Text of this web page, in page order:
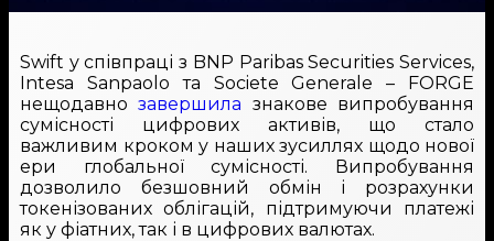
Swift у співпраці з BNP Paribas Securities Services,
Intesa Sanpaolo та Societe Generale – FORGE
нещодавнозавершила знакове випробування
сумісності цифрових активів, що стало
важливим кроком у наших зусиллях щодо нової
ери глобальної сумісності. Випробування
дозволило безшовний обмін і розрахунки
токенізованих облігацій, підтримуючи платежі
як у фіатних, так і в цифрових валютах.